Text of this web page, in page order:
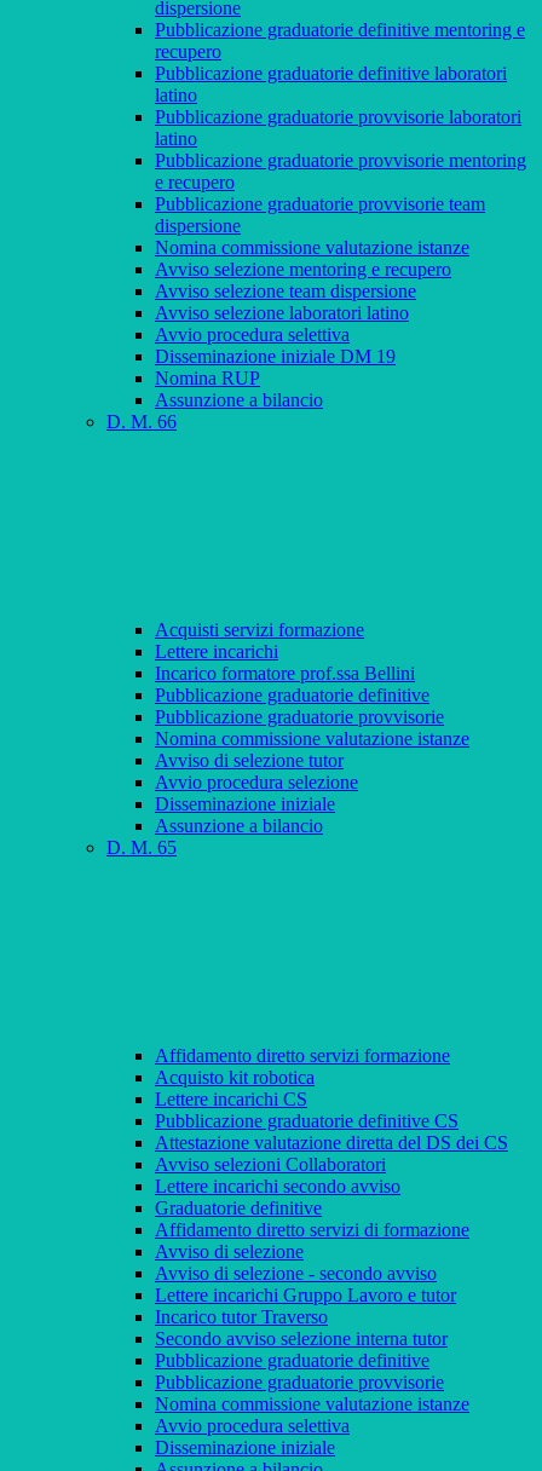
dispersione
Pubblicazione graduatorie definitive mentoring e
recupero
Pubblicazione graduatorie definitive laboratori
latino
Pubblicazione graduatorie provvisorie laboratori
latino
Pubblicazione graduatorie provvisorie mentoring
e recupero
Pubblicazione graduatorie provvisorie team
dispersione
Nomina commissione valutazione istanze
Avviso selezione mentoring e recupero
Avviso selezione team dispersione
Avviso selezione laboratori latino
Avvio procedura selettiva
Disseminazione iniziale DM 19
Nomina RUP
Assunzione a bilancio
D. M. 66
Acquisti servizi formazione
Lettere incarichi
Incarico formatore prof.ssa Bellini
Pubblicazione graduatorie definitive
Pubblicazione graduatorie provvisorie
Nomina commissione valutazione istanze
Avviso di selezione tutor
Avvio procedura selezione
Disseminazione iniziale
Assunzione a bilancio
D. M. 65
Affidamento diretto servizi formazione
Acquisto kit robotica
Lettere incarichi CS
Pubblicazione graduatorie definitive CS
Attestazione valutazione diretta del DS dei CS
Avviso selezioni Collaboratori
Lettere incarichi secondo avviso
Graduatorie definitive
Affidamento diretto servizi di formazione
Avviso di selezione
Avviso di selezione - secondo avviso
Lettere incarichi Gruppo Lavoro e tutor
Incarico tutor Traverso
Secondo avviso selezione interna tutor
Pubblicazione graduatorie definitive
Pubblicazione graduatorie provvisorie
Nomina commissione valutazione istanze
Avvio procedura selettiva
Disseminazione iniziale